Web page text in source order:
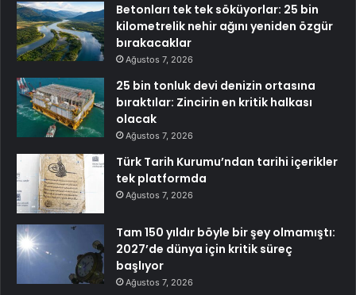
Betonları tek tek söküyorlar: 25 bin
kilometrelik nehir ağını yeniden özgür
bırakacaklar
Ağustos 7, 2026
25 bin tonluk devi denizin ortasına
bıraktılar: Zincirin en kritik halkası
olacak
Ağustos 7, 2026
Türk Tarih Kurumu’ndan tarihi içerikler
tek platformda
Ağustos 7, 2026
Tam 150 yıldır böyle bir şey olmamıştı:
2027’de dünya için kritik süreç
başlıyor
Ağustos 7, 2026